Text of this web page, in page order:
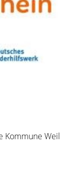
Kommune Weil